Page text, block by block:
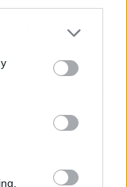
de los animales:
tratables deben
casera de